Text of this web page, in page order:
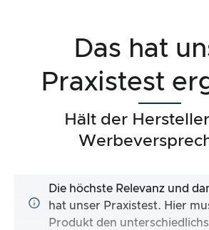
Das hat
Praxistest
Hält der
Die höchste Relevanz und
hat unser Praxistest. Hier
Produkt den